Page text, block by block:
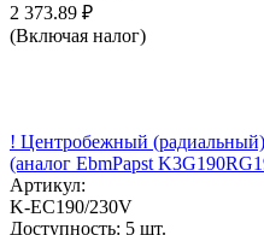
2 373.89 ₽
(Включая налог)
! Центробежный
(аналог EbmPapst
Артикул:
K-EC190/230V
Доступность: 5 шт.